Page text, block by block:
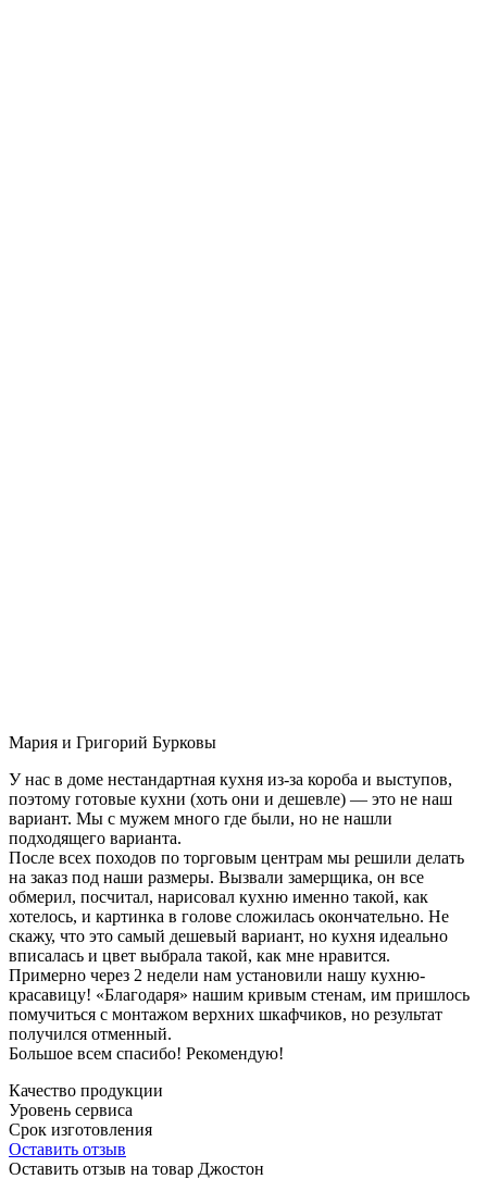
Мария и Григорий Бурковы
У нас в доме нестандартная кухня из-за короба и выступов,
поэтому готовые кухни (хоть они и дешевле) — это не наш
вариант. Мы с мужем много где были, но не нашли
подходящего варианта.
После всех походов по торговым центрам мы решили делать
на заказ под наши размеры. Вызвали замерщика, он все
обмерил, посчитал, нарисовал кухню именно такой, как
хотелось, и картинка в голове сложилась окончательно. Не
скажу, что это самый дешевый вариант, но кухня идеально
вписалась и цвет выбрала такой, как мне нравится.
Примерно через 2 недели нам установили нашу кухню-
красавицу! «Благодаря» нашим кривым стенам, им пришлось
помучиться с монтажом верхних шкафчиков, но результат
получился отменный.
Большое всем спасибо! Рекомендую!
Качество продукции
Уровень сервиса
Срок изготовления
Оставить отзыв
Оставить отзыв на товар Джостон